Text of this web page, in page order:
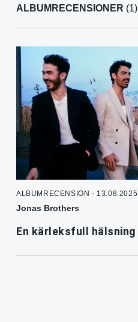
ALBUMRECENSIONER (1)
ALBUMRECENSION - 13.08.2025
Jonas Brothers
En kärleksfull hälsning